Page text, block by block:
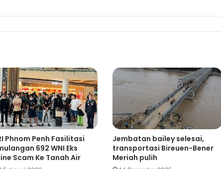
Phnom Penh Fasilitasi
692 WNI Eks
Scam Ke Tanah Air
Jembatan bailey selesai,
transportasi Bireuen-Bener
Meriah pulih